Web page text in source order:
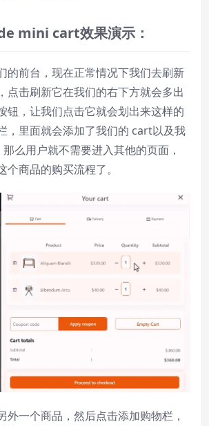
mini cart效果演示：
的前台，现在正常情况下我们去刷新
点击刷新它在我们的右下方就会多出
钮，让我们点击它就会划出来这样的
，里面就会添加了我们的 cart以及我
么用户就不需要进入其他的页面，
商品的购买流程了。
外一个商品，然后点击添加购物栏，